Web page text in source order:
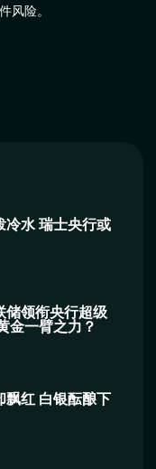
风险。
冷水 瑞士央行或
储领衔央行超级
金一臂之力？
飘红 白银酝酿下